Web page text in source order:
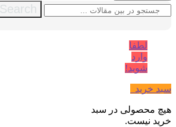
Search
لطفا
وارد
شوید!
سبد خرید
هیچ محصولی در سبد
خرید نیست.